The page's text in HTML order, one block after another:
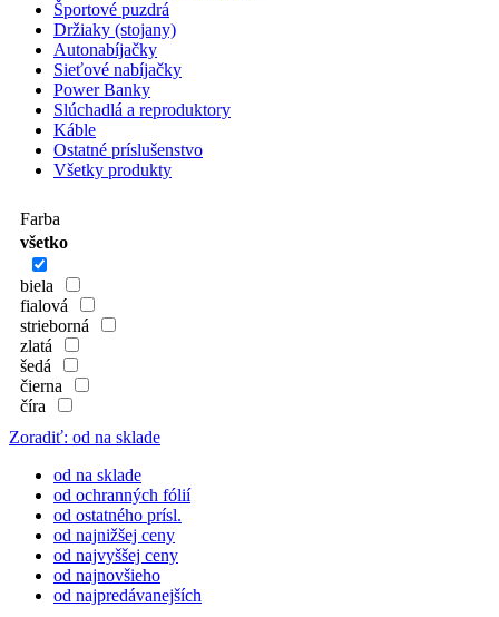
Športové puzdrá
Držiaky (stojany)
Autonabíjačky
Sieťové nabíjačky
Power Banky
Slúchadlá a reproduktory
Káble
Ostatné príslušenstvo
Všetky produkty
Farba
všetko
biela
fialová
strieborná
zlatá
šedá
čierna
číra
Zoradiť: od na sklade
od na sklade
od ochranných fólií
od ostatného prísl.
od najnižšej ceny
od najvyššej ceny
od najnovšieho
od najpredávanejších